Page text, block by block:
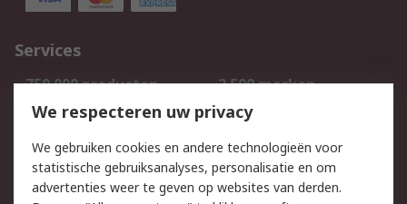
Services
750.000 producten
2.500 merken
Bestellen
Inkoopoplossingen
Track & Trace
We respecteren uw privacy
We gebruiken cookies en andere technologieën voor
statistische gebruiksanalyses, personalisatie en om
advertenties weer te geven op websites van derden.